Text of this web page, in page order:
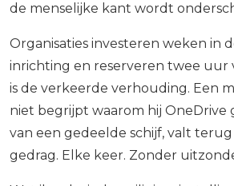
de menselijke kant wordt
Organisaties investeren weken in
inrichting en reserveren twee uur
is de verkeerde verhouding. Een
niet begrijpt waarom hij OneDrive
van een gedeelde schijf, valt
gedrag. Elke keer. Zonder